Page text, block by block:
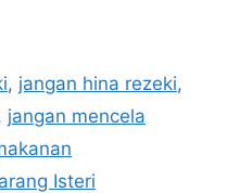
, jangan hina rezeki,
, jangan mencela
Isteri